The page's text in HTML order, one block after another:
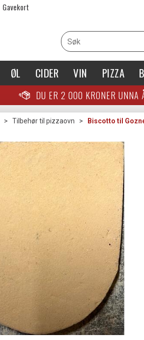
Gavekort
ØL CIDER VIN PIZZA
DU ER 2 000 KRONER
> Tilbehør til pizzaovn > Biscotto til